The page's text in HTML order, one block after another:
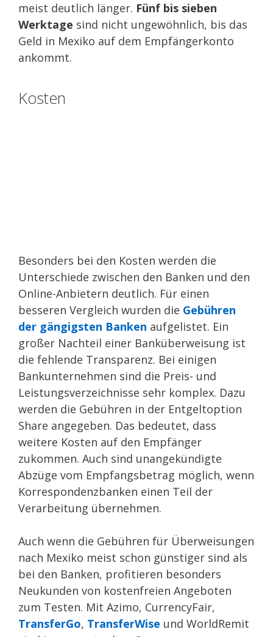
meist deutlich länger. Fünf bis sieben
Werktage sind nicht ungewöhnlich, bis das
Geld in Mexiko auf dem Empfängerkonto
ankommt.
Kosten
Besonders bei den Kosten werden die
Unterschiede zwischen den Banken und den
Online-Anbietern deutlich. Für einen
besseren Vergleich wurden die Gebühren
der gängigsten Banken aufgelistet. Ein
großer Nachteil einer Banküberweisung ist
die fehlende Transparenz. Bei einigen
Bankunternehmen sind die Preis- und
Leistungsverzeichnisse sehr komplex. Dazu
werden die Gebühren in der Entgeltoption
Share angegeben. Das bedeutet, dass
weitere Kosten auf den Empfänger
zukommen. Auch sind unangekündigte
Abzüge vom Empfangsbetrag möglich, wenn
Korrespondenzbanken einen Teil der
Verarbeitung übernehmen.
Auch wenn die Gebühren für Überweisungen
nach Mexiko meist schon günstiger sind als
bei den Banken, profitieren besonders
Neukunden von kostenfreien Angeboten
zum Testen. Mit Azimo, CurrencyFair,
TransferGo, TransferWise und WorldRemit